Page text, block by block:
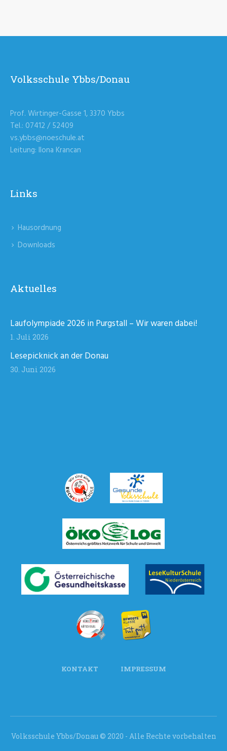
Volksschule Ybbs/Donau
Prof. Wirtinger-Gasse 1, 3370 Ybbs
Tel.: 07412 / 52409
vs.ybbs@noeschule.at
Leitung: Ilona Krancan
Links
Hausordnung
Downloads
Aktuelles
Laufolympiade 2026 in Purgstall – Wir waren dabei!
1. Juli 2026
Lesepicknick an der Donau
30. Juni 2026
KONTAKT IMPRESSUM
Volksschule Ybbs/Donau © 2020 - Alle Rechte vorbehalten